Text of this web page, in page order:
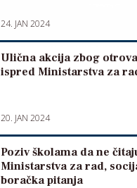
24. JAN 2024
Ulična akcija zbog
ispred Ministarstva za
20. JAN 2024
Poziv školama da ne
Ministarstva za rad,
boračka pitanja